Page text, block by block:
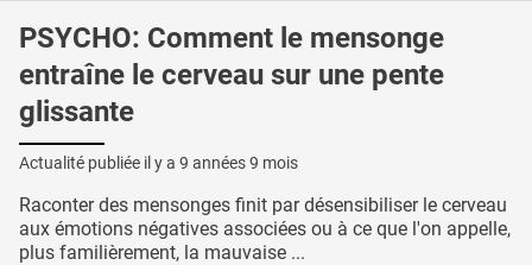
PSYCHO: Comment le mensonge
entraîne le cerveau sur une pente
glissante
Actualité publiée il y a 9 années 9 mois
Raconter des mensonges finit par désensibiliser le cerveau
aux émotions négatives associées ou à ce que l'on appelle,
plus familièrement, la mauvaise ...